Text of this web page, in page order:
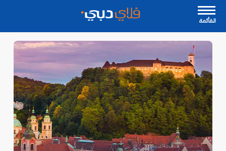
القأئمة